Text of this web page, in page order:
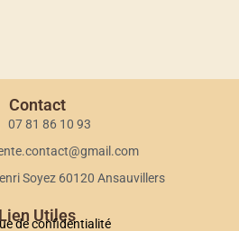
Contact
07 81 86 10 93
Soyez 60120 Ansauvillers
Lien Utiles
de confidentialité